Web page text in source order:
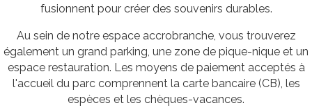
fusionnent pour créer des souvenirs durables.
Au sein de notre espace accrobranche, vous trouverez
également un grand parking, une zone de pique-nique et un
espace restauration. Les moyens de paiement acceptés à
l'accueil du parc comprennent la carte bancaire (CB), les
espèces et les chèques-vacances.